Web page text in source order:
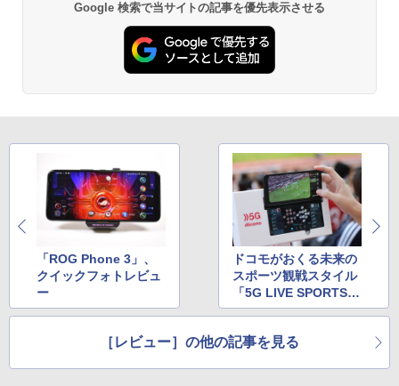
Google 検索で当サイトの記事を優先表示させる
「ROG Phone 3」、
クイックフォトレビュ
ー
ドコモがおくる未来の
スポーツ観戦スタイル
「5G LIVE SPORTS S
UPPORTER＋」を試
［レビュー］の他の記事を見る